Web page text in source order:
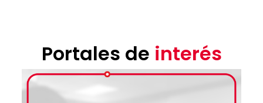
Portales de interés